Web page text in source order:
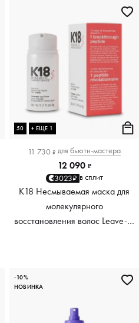
50 + ЕЩЕ 1
11 730 ₽ для бьюти-мастера
12 090 ₽
3023₽ в сплит
K18 Несмываемая маска для
молекулярного
восстановления волос Leave-In
-10%
НОВИНКА